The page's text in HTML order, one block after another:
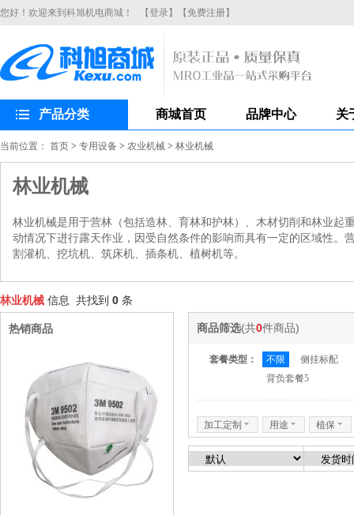
您好！欢迎来到科旭机电商城！ 【登录】 【免费注册】
产品分类 商城首页 品牌中心 关
当前位置： 首页 > 专用设备 > 农业机械 > 林业机械
林业机械
林业机械是用于营林（包括造林、育林和护林）、木材切削和林业
动情况下进行露天作业，因受自然条件的影响而具有一定的区域性
割灌机、挖坑机、筑床机、插条机、植树机等。
林业机械 信息 共找到 0 条
商品筛选(共0件商品)
套餐类型： 不限
侧挂标配
背负套餐5
加工定制 6 用途 6 植保 6
热销商品